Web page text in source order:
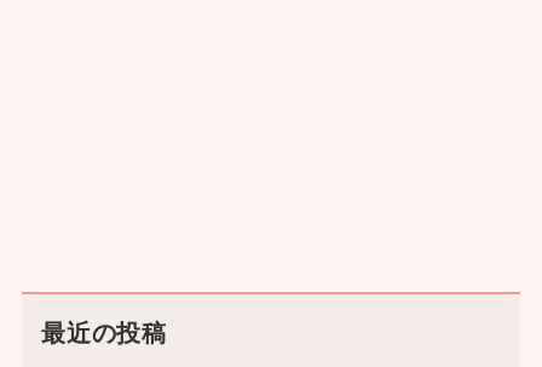
最近の投稿